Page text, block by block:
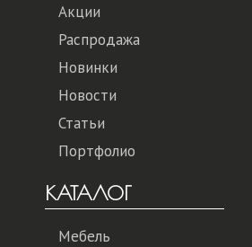
Акции
Распродажа
Новинки
Новости
Статьи
Портфолио
КАТАЛОГ
Мебель